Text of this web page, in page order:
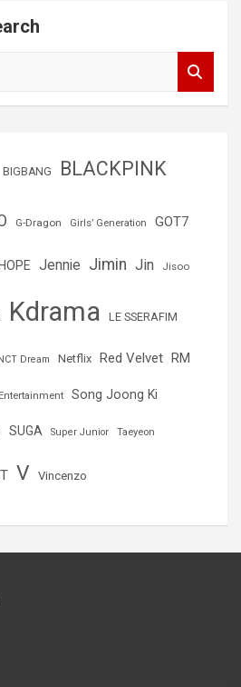
BIGBANG BLACKPINK
G-Dragon Girls’ Generation GOT7
Jennie Jimin Jin Jisoo
Kdrama LE SSERAFIM
Dream Netflix Red Velvet RM
Song Joong Ki
SUGA Super Junior Taeyeon
V Vincenzo